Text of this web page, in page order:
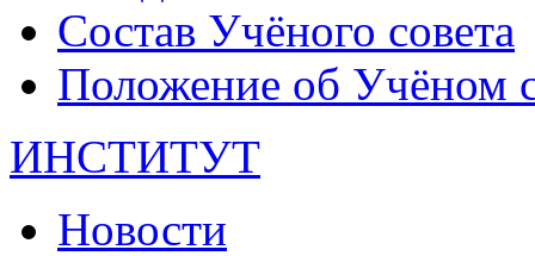
Состав Учёного совета
Положение об Учёном
ИНСТИТУТ
Новости